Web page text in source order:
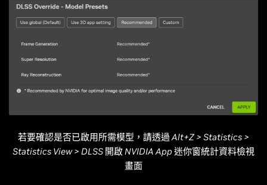
若要確認是否已啟用所需模型，請透過 Alt+Z > Statistics >
Statistics View > DLSS 開啟 NVIDIA App 迷你窗統計資料檢視
畫面